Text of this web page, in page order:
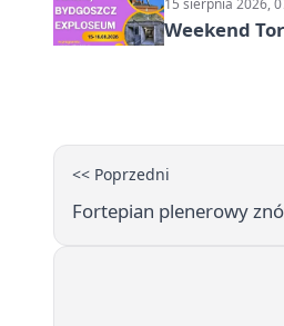
15 sierpnia 2026,
Weekend
<< Poprzedni
Fortepian plenerowy